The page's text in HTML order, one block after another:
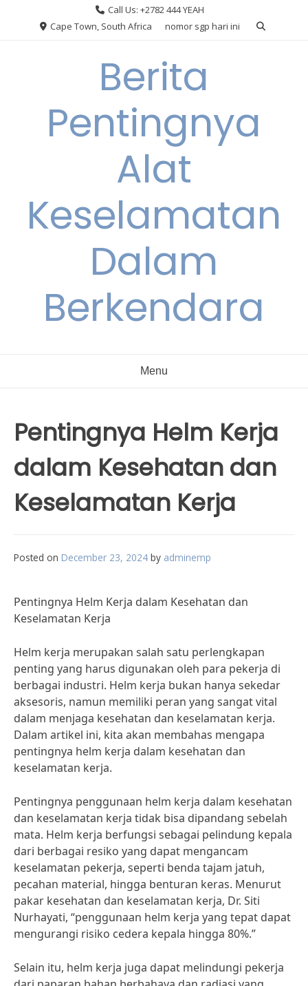
Call Us: +2782 444 YEAH
Cape Town, South Africa
nomor sgp hari ini
Berita
Pentingnya
Alat
Keselamatan
Dalam
Berkendara
Menu
Pentingnya Helm Kerja
dalam Kesehatan dan
Keselamatan Kerja
Posted on December 23, 2024 by adminemp
Pentingnya Helm Kerja dalam Kesehatan dan
Keselamatan Kerja
Helm kerja merupakan salah satu perlengkapan
penting yang harus digunakan oleh para pekerja di
berbagai industri. Helm kerja bukan hanya sekedar
aksesoris, namun memiliki peran yang sangat vital
dalam menjaga kesehatan dan keselamatan kerja.
Dalam artikel ini, kita akan membahas mengapa
pentingnya helm kerja dalam kesehatan dan
keselamatan kerja.
Pentingnya penggunaan helm kerja dalam kesehatan
dan keselamatan kerja tidak bisa dipandang sebelah
mata. Helm kerja berfungsi sebagai pelindung kepala
dari berbagai resiko yang dapat mengancam
keselamatan pekerja, seperti benda tajam jatuh,
pecahan material, hingga benturan keras. Menurut
pakar kesehatan dan keselamatan kerja, Dr. Siti
Nurhayati, “penggunaan helm kerja yang tepat dapat
mengurangi risiko cedera kepala hingga 80%.”
Selain itu, helm kerja juga dapat melindungi pekerja